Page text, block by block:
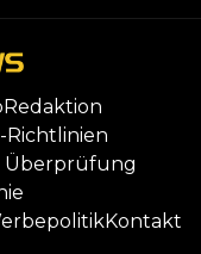
Redaktion
Richtlinien
Überprüfung
Kontakt